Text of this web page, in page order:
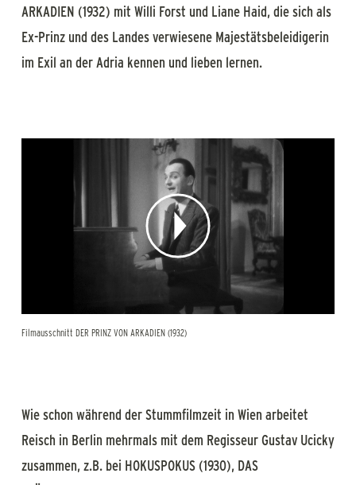
ARKADIEN (1932) mit Willi Forst und Liane Haid, die sich als
Ex-Prinz und des Landes verwiesene Majestätsbeleidigerin
im Exil an der Adria kennen und lieben lernen.
Filmausschnitt DER PRINZ VON ARKADIEN (1932)
Wie schon während der Stummfilmzeit in Wien arbeitet
Reisch in Berlin mehrmals mit dem Regisseur Gustav Ucicky
zusammen, z.B. bei HOKUSPOKUS (1930), DAS